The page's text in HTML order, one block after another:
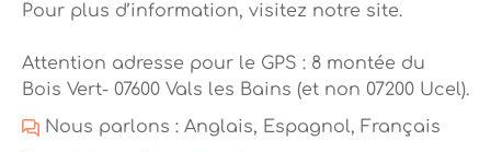
Pour plus d’information, visitez notre site.
Attention adresse pour le GPS : 8 montée du
Bois Vert- 07600 Vals les Bains (et non 07200 Ucel).
Nous parlons : Anglais, Espagnol, Français